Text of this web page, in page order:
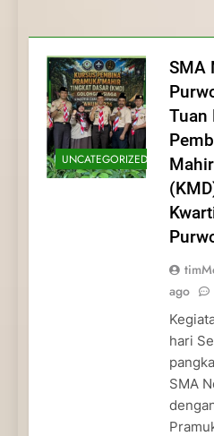
dan Pengabdian
Pramuka
Pramuka
Kepedulian
UNCATEGORIZED
SMA
Tuan
ago
hari
SMA